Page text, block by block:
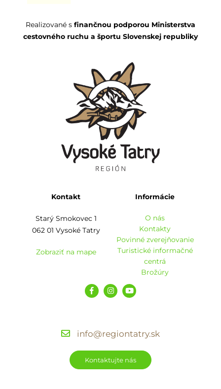
Realizované s finančnou podporou Ministerstva
cestovného ruchu a športu Slovenskej republiky
Kontakt
Starý Smokovec 1
062 01 Vysoké Tatry
Zobraziť na mape
Informácie
O nás
Kontakty
Povinné zverejňovanie
Turistické informačné
centrá
Brožúry
info@regiontatry.sk
Kontaktujte nás